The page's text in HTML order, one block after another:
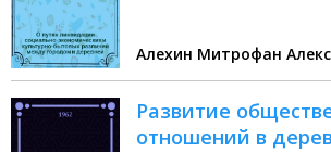
Алехин Митрофан
Развитие
отношений в